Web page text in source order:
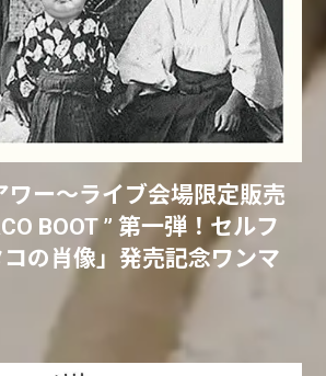
ワー～ライブ会場限定販売
BOOT ” 第一弾！セルフ
の肖像」発売記念ワンマ